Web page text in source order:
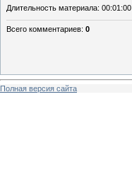
Длительность материала: 00:01:00
Всего комментариев: 0
Полная версия сайта